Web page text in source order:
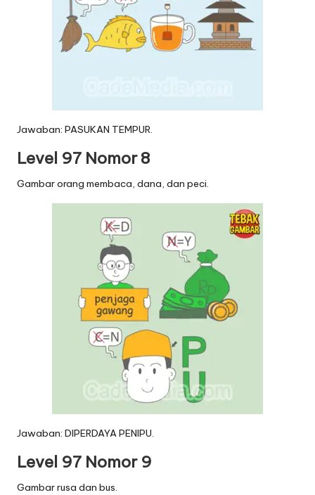
Jawaban: PASUKAN TEMPUR.
Level 97 Nomor 8
Gambar orang membaca, dana, dan peci.
Jawaban: DIPERDAYA PENIPU.
Level 97 Nomor 9
Gambar rusa dan bus.